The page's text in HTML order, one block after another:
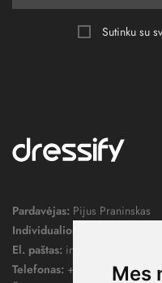
Mes
Sutinku su
Pardavėjas: Pijus Praninskas
Individualios veiklos pažymos
El. paštas: info@dressify.lt
Telefonas: +370 676 78578